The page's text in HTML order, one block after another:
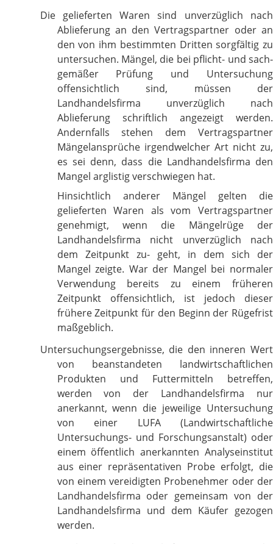
Die gelieferten Waren sind unverzüglich nach
Ablieferung an den Vertragspartner oder an
den von ihm bestimmten Dritten sorgfältig zu
untersuchen. Mängel, die bei pflicht- und sach-
gemäßer Prüfung und Untersuchung
offensichtlich sind, müssen der
Landhandelsfirma unverzüglich nach
Ablieferung schriftlich angezeigt werden.
Andernfalls stehen dem Vertragspartner
Mängelansprüche irgendwelcher Art nicht zu,
es sei denn, dass die Landhandelsfirma den
Mangel arglistig verschwiegen hat.
Hinsichtlich anderer Mängel gelten die
gelieferten Waren als vom Vertragspartner
genehmigt, wenn die Mängelrüge der
Landhandelsfirma nicht unverzüglich nach
dem Zeitpunkt zu- geht, in dem sich der
Mangel zeigte. War der Mangel bei normaler
Verwendung bereits zu einem früheren
Zeitpunkt offensichtlich, ist jedoch dieser
frühere Zeitpunkt für den Beginn der Rügefrist
maßgeblich.
Untersuchungsergebnisse, die den inneren Wert
von beanstandeten landwirtschaftlichen
Produkten und Futtermitteln betreffen,
werden von der Landhandelsfirma nur
anerkannt, wenn die jeweilige Untersuchung
von einer LUFA (Landwirtschaftliche
Untersuchungs- und Forschungsanstalt) oder
einem öffentlich anerkannten Analyseinstitut
aus einer repräsentativen Probe erfolgt, die
von einem vereidigten Probenehmer oder der
Landhandelsfirma oder gemeinsam von der
Landhandelsfirma und dem Käufer gezogen
werden.